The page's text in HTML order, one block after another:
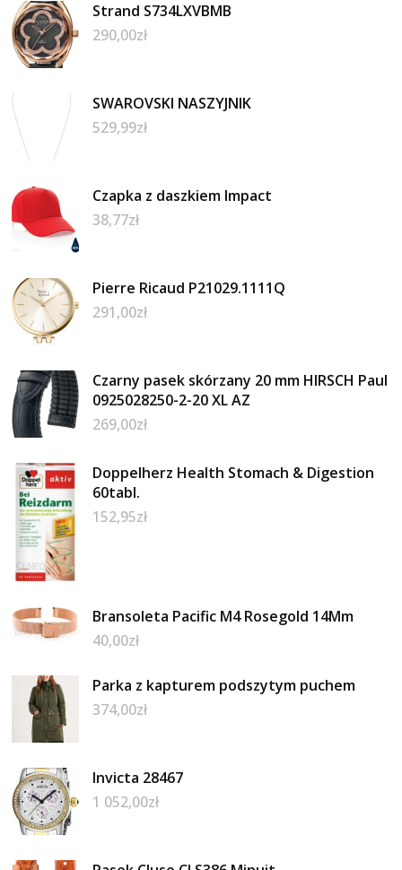
Strand S734LXVBMB
290,00zł
SWAROVSKI NASZYJNIK
529,99zł
Czapka z daszkiem Impact
38,77zł
Pierre Ricaud P21029.1111Q
291,00zł
Czarny pasek skórzany 20 mm HIRSCH Paul
0925028250-2-20 XL AZ
269,00zł
Doppelherz Health Stomach & Digestion
60tabl.
152,95zł
Bransoleta Pacific M4 Rosegold 14Mm
40,00zł
Parka z kapturem podszytym puchem
374,00zł
Invicta 28467
1 052,00zł